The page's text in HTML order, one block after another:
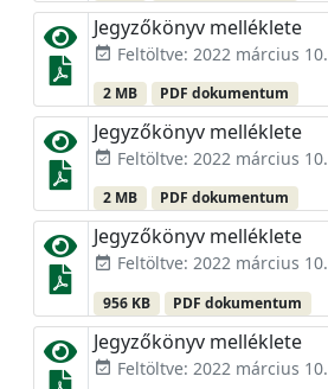
Jegyzőkönyv melléklete
event_available Feltöltve: 2022 március 10.
2 MB PDF dokumentum
Jegyzőkönyv melléklete
event_available Feltöltve: 2022 március 10.
2 MB PDF dokumentum
Jegyzőkönyv melléklete
event_available Feltöltve: 2022 március 10.
956 KB PDF dokumentum
Jegyzőkönyv melléklete
event_available Feltöltve: 2022 március 10.